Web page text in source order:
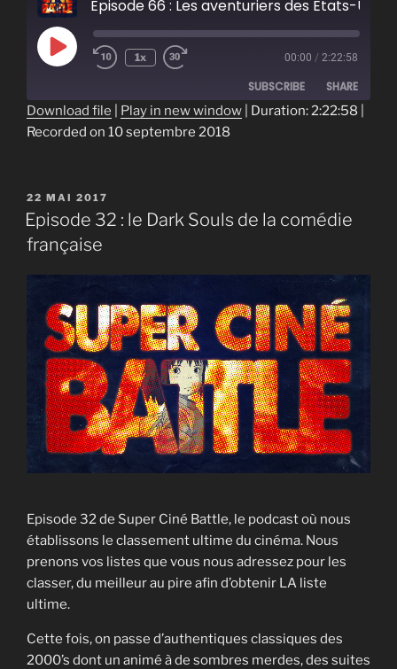
Play
Episode
1x 00:00 / 2:22:58
SUBSCRIBE SHARE
SHARE
EMBED
Download file Play in new window Duration: 2:22:58
Recorded on 10 septembre 2018
PUBLIÉ
LE
22 MAI 2017
Episode 32 : le Dark Souls de la comédie
française
Episode 32 de Super Ciné Battle, le podcast où nous
établissons le classement ultime du cinéma. Nous
prenons vos listes que vous nous adressez pour les
classer, du meilleur au pire afin d’obtenir LA liste
ultime.
Cette fois, on passe d’authentiques classiques des
2000’s dont un animé à de sombres merdes, des suites